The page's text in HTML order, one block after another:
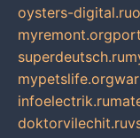
oysters-digital.ru
myremont.org
superdeutsch.ru
mypetslife.org
infoelectrik.ru
doktorvilechit.ru